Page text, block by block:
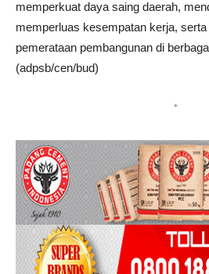
memperkuat daya saing daerah,
memperluas kesempatan kerja,
pemerataan pembangunan di
(adpsb/cen/bud)
*